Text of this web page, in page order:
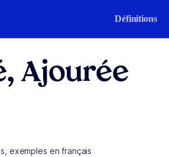
Définitions
Ajourée
exemples en français